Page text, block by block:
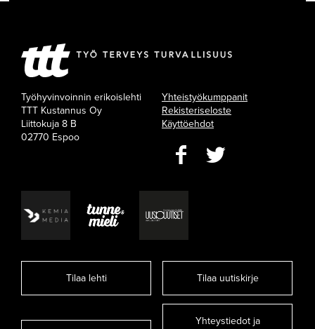
Työhyvinvoinnin erikoislehti
TTT Kustannus Oy
Liittokuja 8 B
02770 Espoo
Yhteistyökumppanit
Rekisteriseloste
Käyttöehdot
Tilaa lehti Tilaa uutiskirje
Yhteystiedot ja